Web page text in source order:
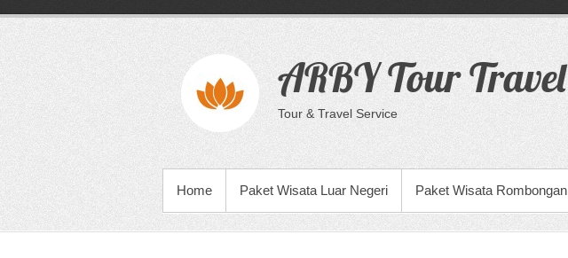
content
ARBY Tour Travel
Tour & Travel Service
PRIMARY MENU
Home Paket Wisata Luar Negeri Paket Wisata Rombongan